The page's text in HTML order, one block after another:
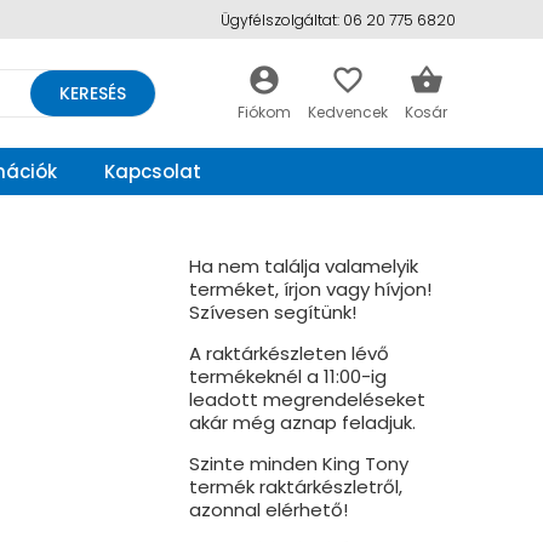
Ügyfélszolgáltat: 06 20 775 6820
Kapcsolat
account_circle favorite_border shopping_basket
KERESÉS
Ha nem találja valamelyik
terméket, írjon vagy hívjon!
Szívesen segítünk!
A raktárkészleten lévő
termékeknél a 11:00-ig
leadott megrendeléseket
akár még aznap feladjuk.
Szinte minden King Tony
termék raktárkészletről,
azonnal elérhető!